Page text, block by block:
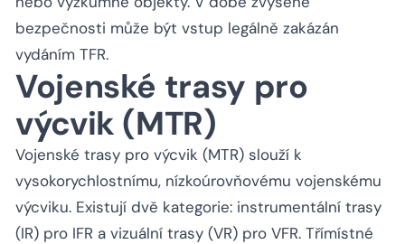
bezpečnosti může být vstup legálně zakázán
vydáním TFR.
Vojenské trasy pro
výcvik (MTR)
Vojenské trasy pro výcvik (MTR) slouží k
vysokorychlostnímu, nízkoúrovňovému vojenskému
výcviku. Existují dvě kategorie: instrumentální trasy
(IR) pro IFR a vizuální trasy (VR) pro VFR. Třímístné